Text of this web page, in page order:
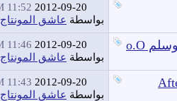
2012-09-20
11:52 AM
بواسطة عاشق المونتاج
2012-09-20
11:46 AM
بواسطة عاشق المونتاج
2012-09-20
11:43 AM
بواسطة عاشق المونتاج